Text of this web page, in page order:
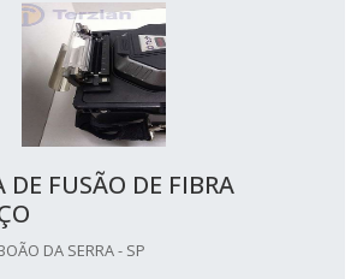
FUSÃO DE FIBRA
DA SERRA - SP